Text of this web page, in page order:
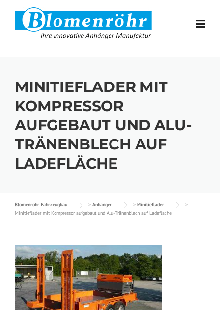
Skip to content
MINITIEFLADER MIT
KOMPRESSOR
AUFGEBAUT UND ALU-
TRÄNENBLECH AUF
LADEFLÄCHE
Blomenröhr Fahrzeugbau > Anhänger > Minitieflader
>
Minitieflader mit Kompressor aufgebaut und Alu-Tränenblech auf Ladefläche